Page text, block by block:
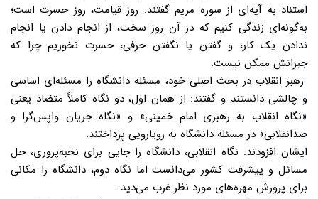
استناد به آیه‌ای از سوره مریم گفتند: روز قیامت، روز حسرت است؛
به‌گونه‌ای زندگی کنیم که در آن روز سخت، از انجام دادن یا انجام
ندادن یک کار، و گفتن یا نگفتن حرفی، حسرت نخوریم چرا که
جبرانش ممکن نیست.
رهبر انقلاب در بحث اصلی خود، مسئله دانشگاه را مسئله‌ای اساسی
و چالشی دانستند و گفتند: از همان اول، دو نگاه کاملاً متضاد یعنی
«نگاه انقلاب به رهبری امام خمینی» و «نگاه جریان واپس‌گرا و
ضدانقلابی» در مسئله دانشگاه به رویارویی پرداختند.
ایشان افزودند: نگاه انقلابی، دانشگاه را جایی برای نخبه‌پروری، حل
مسائل و پیشرفت کشور می‌دانست اما نگاه دوم، دانشگاه را مکانی
برای پرورش مهره‌های مورد نظر غرب می‌دید.